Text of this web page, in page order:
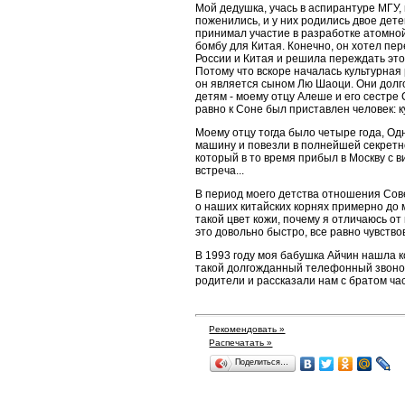
Мой дедушка, учась в аспирантуре
поженились, и у них родились двое
принимал участие в разработке
бомбу для Китая. Конечно, он хотел
России и Китая и решила переждать
Потому что вскоре началась
он является сыном Лю Шаоци. Они
детям - моему отцу Алеше и его
равно к Соне был приставлен человек:
Моему отцу тогда было четыре года,
машину и повезли в полнейшей
который в то время прибыл в Москву с
встреча...
В период моего детства отношения
о наших китайских корнях примерно до
такой цвет кожи, почему я отличаюсь
это довольно быстро, все равно
В 1993 году моя бабушка Айчин нашла
такой долгожданный телефонный
родители и рассказали нам с братом
Рекомендовать »
Распечатать »
Поделиться…